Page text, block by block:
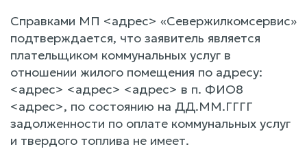
Справками МП <адрес> «Севержилкомсервис»
подтверждается, что заявитель является
плательщиком коммунальных услуг в
отношении жилого помещения по адресу:
<адрес> <адрес> <адрес> в п. ФИО8
<адрес>, по состоянию на ДД.ММ.ГГГГ
задолженности по оплате коммунальных услуг
и твердого топлива не имеет.